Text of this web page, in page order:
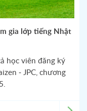
gia lớp tiếng Nhật
học viên đăng ký
- JPC, chương